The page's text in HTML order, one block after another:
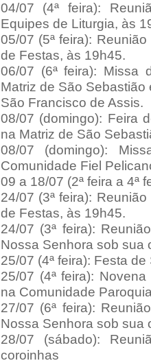
04/07 (4ª feira):
Equipes de Liturgia, às
05/07 (5ª feira):
de Festas, às 19h45.
06/07 (6ª feira): Missa
Matriz de São
São Francisco de Assis.
08/07 (domingo): Feira
na Matriz de São
08/07 (domingo):
Comunidade Fiel
09 a 18/07 (2ª feira a 4ª
24/07 (3ª feira):
de Festas, às 19h45.
24/07 (3ª feira):
Nossa Senhora sob sua
25/07 (4ª feira): Festa
25/07 (4ª feira):
na Comunidade
27/07 (6ª feira):
Nossa Senhora sob sua
28/07 (sábado):
coroinhas